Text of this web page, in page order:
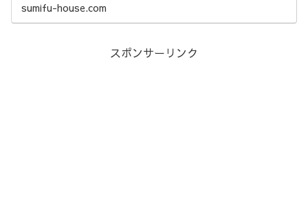
sumifu-house.com
スポンサーリンク